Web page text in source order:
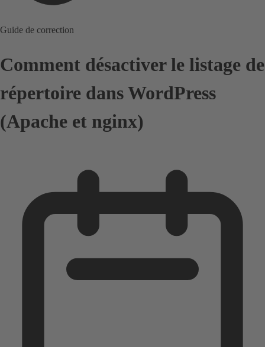
Guide de correction
Comment désactiver le listage de
répertoire dans WordPress
(Apache et nginx)